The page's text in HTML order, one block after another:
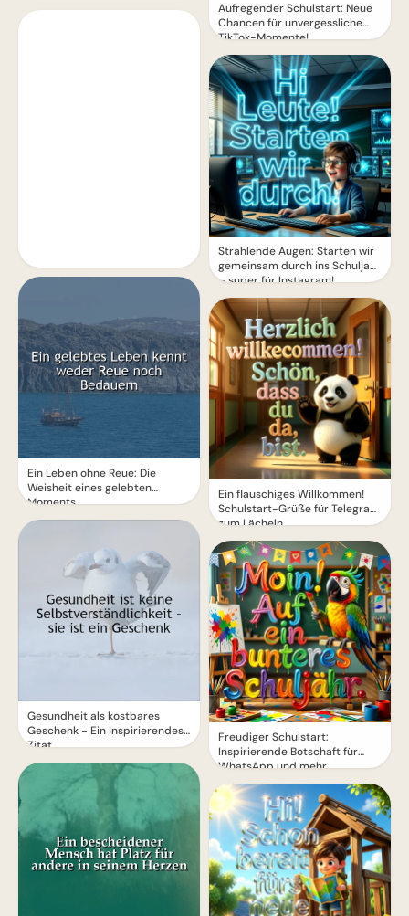
Ein Leben ohne Reue: Die
Weisheit eines gelebten
Moments
Gesundheit als kostbares
Geschenk - Ein inspirierendes
Zitat
Aufregender Schulstart: Neue
Chancen für unvergessliche
TikTok-Momente!
Strahlende Augen: Starten wir
gemeinsam durch ins Schuljahr
– super für Instagram!
Ein flauschiges Willkommen!
Schulstart-Grüße für Telegram
zum Lächeln
Freudiger Schulstart:
Inspirierende Botschaft für
WhatsApp und mehr